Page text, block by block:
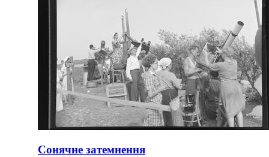
Сонячне затемнення